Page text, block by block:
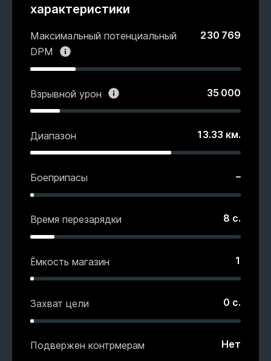
характеристики
Максимальный потенциальный
DPM
230 769
Взрывной урон 35 000
Диапазон 13.33 км.
Боеприпасы –
Время перезарядки 8 с.
Ёмкость магазин 1
Захват цели 0 с.
Подвержен контрмерам Нет